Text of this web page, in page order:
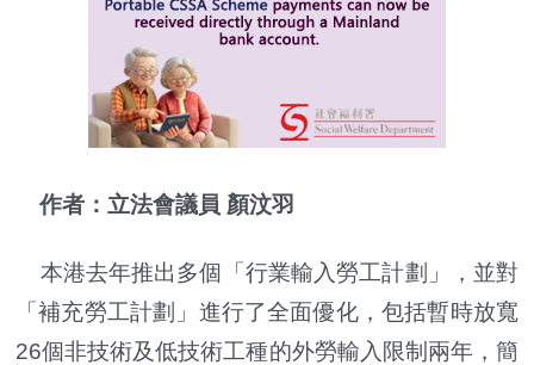
作者：立法會議員 顏汶羽
本港去年推出多個「行業輸入勞工計劃」，並對
「補充勞工計劃」進行了全面優化，包括暫時放寬
26個非技術及低技術工種的外勞輸入限制兩年，簡